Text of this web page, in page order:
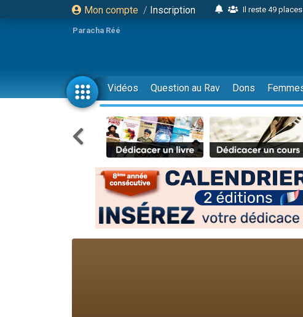
Mon compte / Inscription
Il reste 49
2 personnes
6 personnes
4 personnes
2 personnes
17 personnes
4 personnes
Il reste 49
Eva vient de donner
4 personnes
3 personnes
Odaya vient de
30 personnes
Paracha Réé
Vidéos Question au Rav Dons